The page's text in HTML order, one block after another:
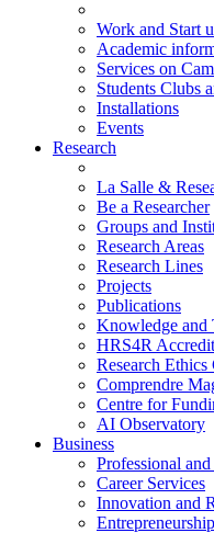
Work and Start
Academic
Services on
Students Clubs
Installations
Events
Research
La Salle &
Be a Researcher
Groups and
Research Areas
Research Lines
Projects
Publications
Knowledge and
HRS4R
Research
Comprendre
Centre for
AI Observatory
Business
Professional
Career Services
Innovation and